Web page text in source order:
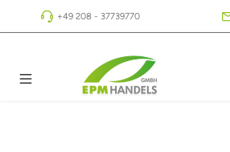
Zum Hauptinhalt springen
+49 208 - 37739770